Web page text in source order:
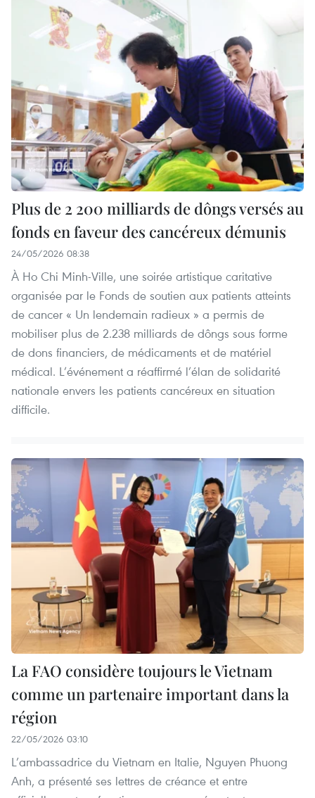
Plus de 2 200 milliards de dôngs versés au
fonds en faveur des cancéreux démunis
24/05/2026 08:38
À Ho Chi Minh-Ville, une soirée artistique caritative
organisée par le Fonds de soutien aux patients atteints
de cancer « Un lendemain radieux » a permis de
mobiliser plus de 2.238 milliards de dôngs sous forme
de dons financiers, de médicaments et de matériel
médical. L’événement a réaffirmé l’élan de solidarité
nationale envers les patients cancéreux en situation
difficile.
La FAO considère toujours le Vietnam
comme un partenaire important dans la
région
22/05/2026 03:10
L’ambassadrice du Vietnam en Italie, Nguyen Phuong
Anh, a présenté ses lettres de créance et entre